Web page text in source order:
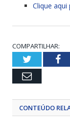
Clique aqui
COMPARTILHAR:
Twitter
Email
CONTEÚDO